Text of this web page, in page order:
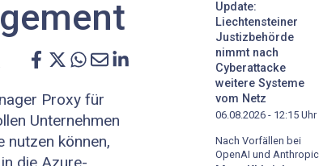
Proxy für
Unternehmen
nutzen können,
Update:
Liechtensteiner
Justizbehörde
nimmt nach
Cyberattacke
weitere Systeme
vom Netz
06.08.2026 - 12:15 Uhr
Nach Vorfällen bei
OpenAI und Anthropic